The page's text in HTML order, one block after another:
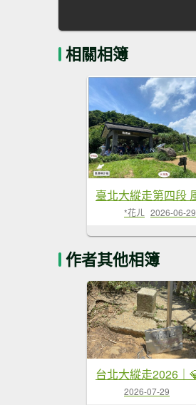
相關相簿
*花ㄦ 2026-06-29
作者其他相簿
2026-07-29